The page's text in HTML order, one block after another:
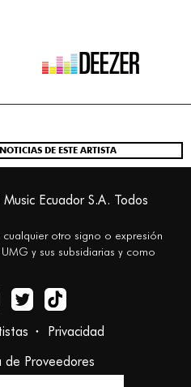
DE ESTE ARTISTA
Ecuador S.A. Todos
otro signo o expresión
y sus subsidiarias y como
Privacidad
de Proveedores